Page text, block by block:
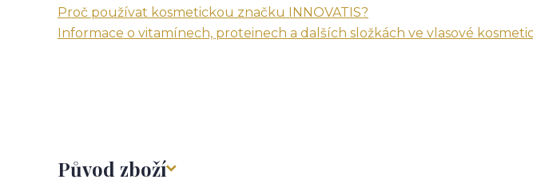
Proč používat kosmetickou značku INNOVATIS?
Informace o vitamínech, proteinech a dalších složkách ve vlasové
Původ zboží